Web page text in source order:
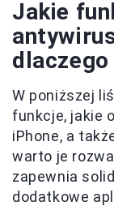
Jakie
W poniższej
funkcje, jakie
iPhone, a
warto je
zapewnia
dodatkowe